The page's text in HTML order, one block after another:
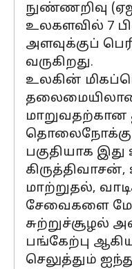
நுண்ணறிவு
உலகளவில் 7
அளவுக்குப்
வருகிறது.
உலகின்
மாறுவதற்கான
பகுதியாக
மாற்றுதல்,
சேவைகளை
சுற்றுச்சூழல்
பங்கேற்பு
செலுத்தும்